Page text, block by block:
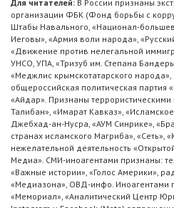
Для читателей: В России признаны
организации ФБК (Фонд борьбы с
Штабы Навального, «Национал-
Иеговы», «Армия воли народа»,
«Движение против нелегальной
УНСО, УПА, «Тризуб им. Степана
«Меджлис крымскотатарского народа»,
общероссийская политическая партия
«Айдар». Признаны
Талибан», «Имарат Кавказ»,
Джебхад-ан-Нусра, «АУМ Синрике»,
странах исламского Магриба», «Сеть»,
нежелательной деятельность
Медиа». СМИ-иноагентами признаны:
«Важные истории», «Голос Америки»,
«Медиазона», ОВД-инфо. Иноагентами
«Мемориал», «Аналитический Центр